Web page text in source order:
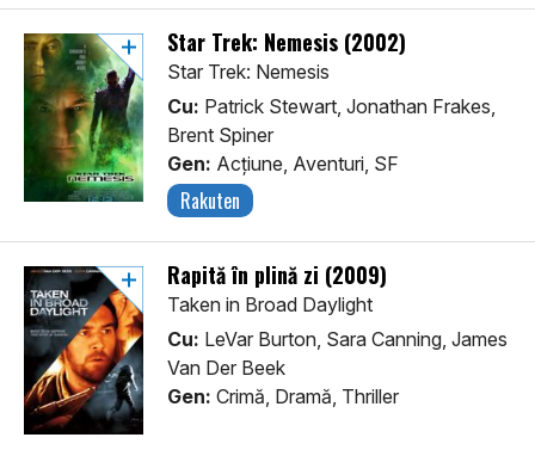
Star Trek: Nemesis (2002)
Star Trek: Nemesis
Cu: Patrick Stewart, Jonathan Frakes,
Brent Spiner
Gen: Acţiune, Aventuri, SF
Rakuten
Rapită în plină zi (2009)
Taken in Broad Daylight
Cu: LeVar Burton, Sara Canning, James
Van Der Beek
Gen: Crimă, Dramă, Thriller